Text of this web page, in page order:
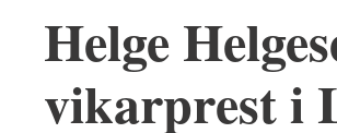
Helge
vikarprest i